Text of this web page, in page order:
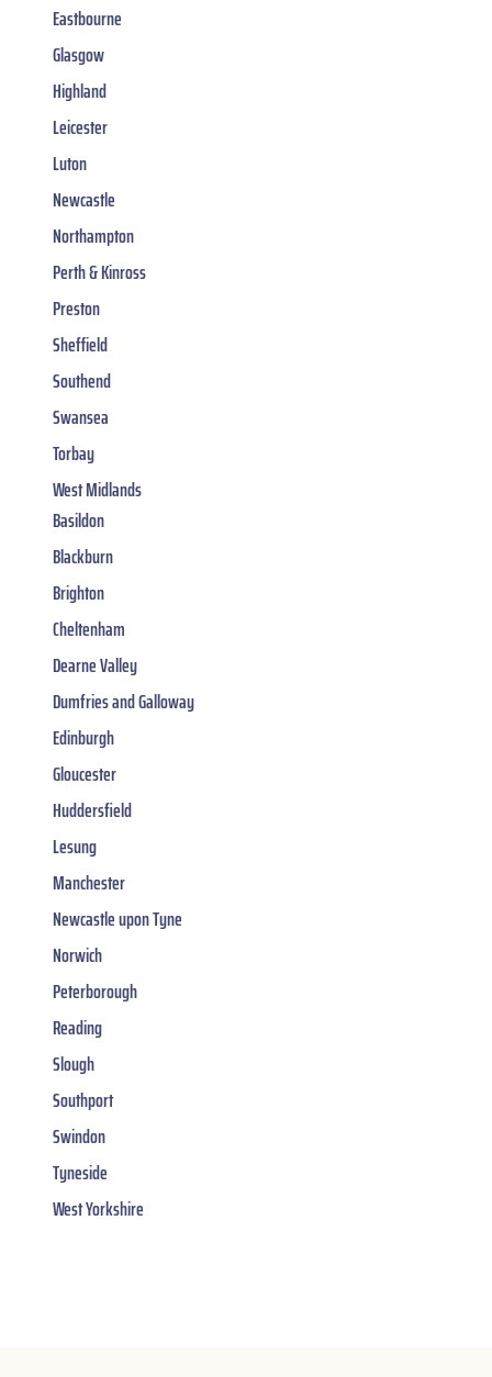
Eastbourne
Glasgow
Highland
Leicester
Luton
Newcastle
Northampton
Perth & Kinross
Preston
Sheffield
Southend
Swansea
Torbay
West Midlands
Basildon
Blackburn
Brighton
Cheltenham
Dearne Valley
Dumfries and Galloway
Edinburgh
Gloucester
Huddersfield
Lesung
Manchester
Newcastle upon Tyne
Norwich
Peterborough
Reading
Slough
Southport
Swindon
Tyneside
West Yorkshire